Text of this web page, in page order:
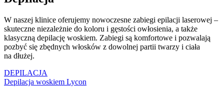
W naszej klinice oferujemy nowoczesne zabiegi epilacji laserowej –
skuteczne niezależnie do koloru i gęstości owłosienia, a także
klasyczną depilację woskiem. Zabiegi są komfortowe i pozwalają
pozbyć się zbędnych włosków z dowolnej partii twarzy i ciała
na dłużej.
DEPILACJA
Depilacja woskiem Lycon